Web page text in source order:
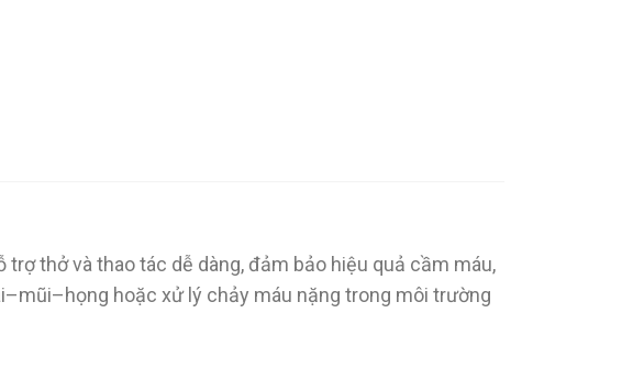
thở và thao tác dễ dàng, đảm bảo hiệu quả cầm máu,
hoặc xử lý chảy máu nặng trong môi trường